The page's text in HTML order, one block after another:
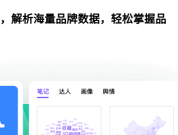
解析海量品牌数据，轻松掌握品